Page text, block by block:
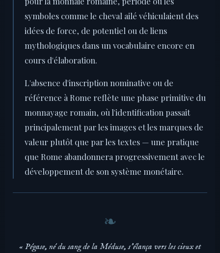
symboles comme le cheval ailé véhiculaient des
idées de force, de potentiel ou de liens
mythologiques dans un vocabulaire encore en
cours d'élaboration.
L'absence d'inscription nominative ou de
référence à Rome reflète une phase primitive du
monnayage romain, où l'identification passait
principalement par les images et les marques de
valeur plutôt que par les textes — une pratique
que Rome abandonnera progressivement avec le
développement de son système monétaire.
« Pégase, né du sang de la Méduse, s'élança vers les cieux et